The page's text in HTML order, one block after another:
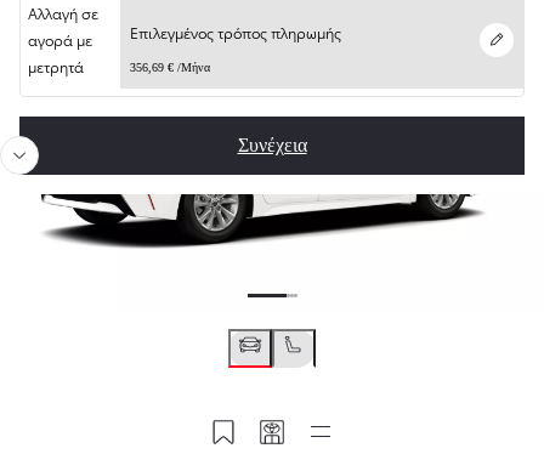
Επιλεγμένος τρόπος πληρωμής
356,69 € /Μήνα
Επεξεργασία
Αλλαγή σε
αγορά με
μετρητά
Συνέχεια
Προηγούμενο
Αποθήκευση στο MyToyota
Κωδικός διαμόρφωσης